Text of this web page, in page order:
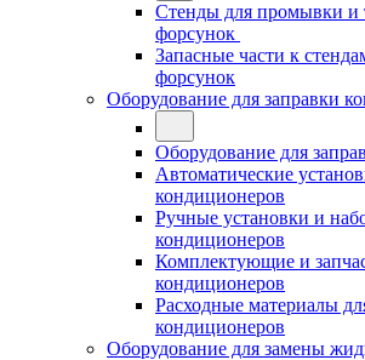
Стенды для промывки и
форсунок
Запасные части к
форсунок
Оборудование для заправки
Оборудование для
Автоматические
кондиционеров
Ручные установки и
кондиционеров
Комплектующие и
кондиционеров
Расходные материалы
кондиционеров
Оборудование для замены